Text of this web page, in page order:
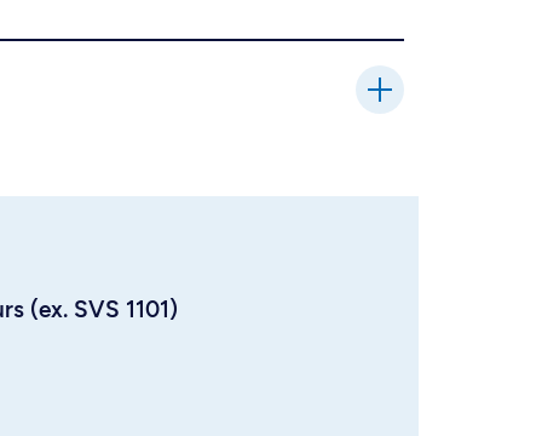
(ex. SVS 1101)